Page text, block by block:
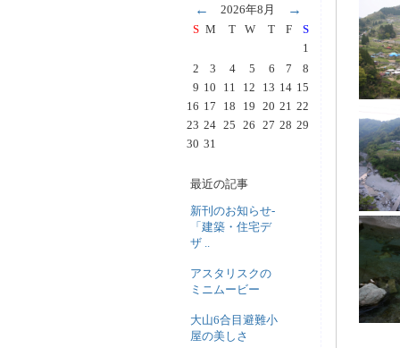
← 2026年8月 →
S M T W T F
S
1
2
3 4 5 6 7
8
9 10 11 12 13 14 15
16 17 18 19 20 21 22
23 24 25 26 27 28 29
30 31
最近の記事
新刊のお知らせ-
「建築・住宅デ
ザ ..
アスタリスクの
ミニムービー
大山6合目避難小
屋の美しさ